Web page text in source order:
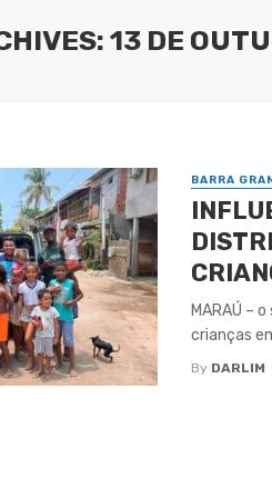
13 DE
BARRA
MARAÚ –
crianças
By DARLIM